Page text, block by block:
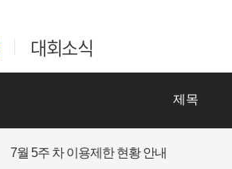
대회소식
제목
7월 5주 차 이용제한 현황 안내